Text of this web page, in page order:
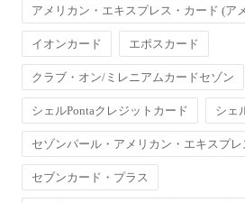
アメリカン・エキスプレス・カード (ア
イオンカード エポスカード
クラブ・オン/ミレニアムカードセゾン
シェルPontaクレジットカード シェ
セゾンパール・アメリカン・エキスプ
セブンカード・プラス